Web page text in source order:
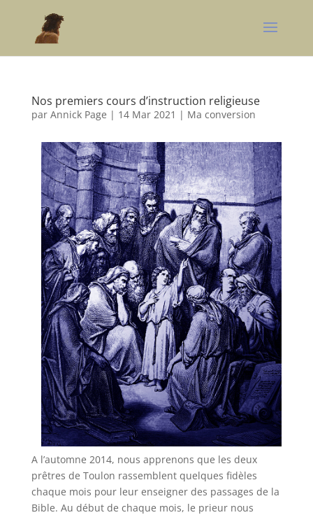
Nos premiers cours d’instruction religieuse
par Annick Page | 14 Mar 2021 | Ma conversion
A l’automne 2014, nous apprenons que les deux
prêtres de Toulon rassemblent quelques fidèles
chaque mois pour leur enseigner des passages de la
Bible. Au début de chaque mois, le prieur nous